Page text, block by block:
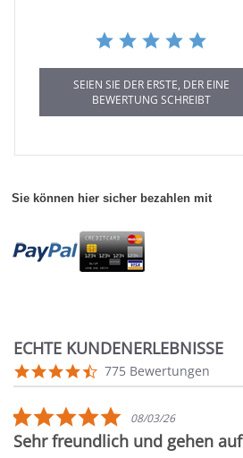
SEIEN SIE DER ERSTE, DER EINE
BEWERTUNG SCHREIBT
Sie können hier sicher bezahlen mit
ECHTE KUNDENERLEBNISSE
Reviews
carousel
4.7
star
775 Bewertungen
5.0
star
rating
08/03/26
Sehr freundlich und gehen auf